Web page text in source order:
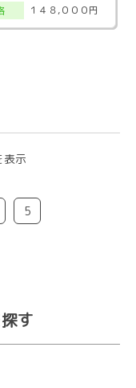
１４８,０００円
示
5
す